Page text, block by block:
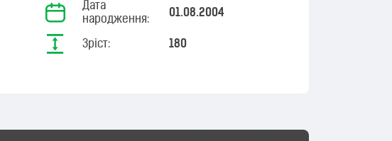
Дата
народження:
01.08.2004
Зріст: 180